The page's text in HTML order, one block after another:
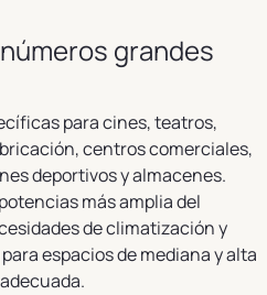
grandes
para cines, teatros,
centros comerciales,
deportivos y almacenes.
más amplia del
de climatización y
espacios de mediana y alta